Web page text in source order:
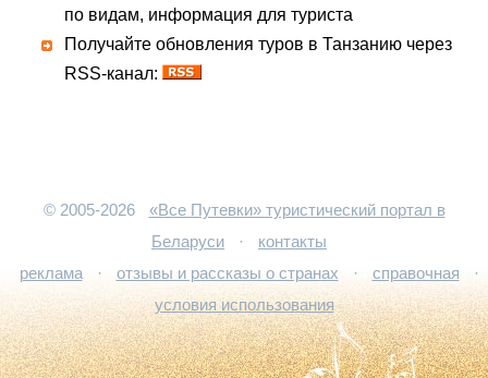
по видам, информация для туриста
Получайте обновления туров в Танзанию через
RSS-канал:
© 2005-2026
«Все Путевки» туристический портал в
Беларуси
·
контакты
реклама
· отзывы и рассказы о странах · справочная
·
условия использования